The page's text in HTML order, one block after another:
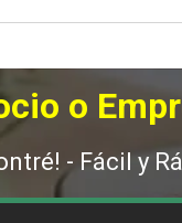
o
- Fácil y